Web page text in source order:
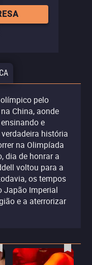
pelo
China, aonde
e
história
na Olimpíada
dia de honrar a
voltou para a
os tempos
Japão Imperial
e a aterrorizar